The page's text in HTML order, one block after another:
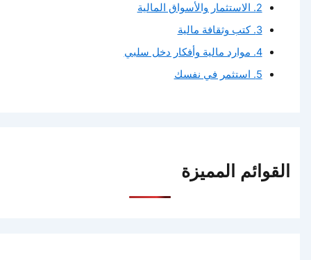
2. الاستثمار والأسواق المالية
3. كتب وثقافة مالية
4. موارد مالية وأفكار دخل سلبي
5. استثمر في نفسك
القوائم المميزة